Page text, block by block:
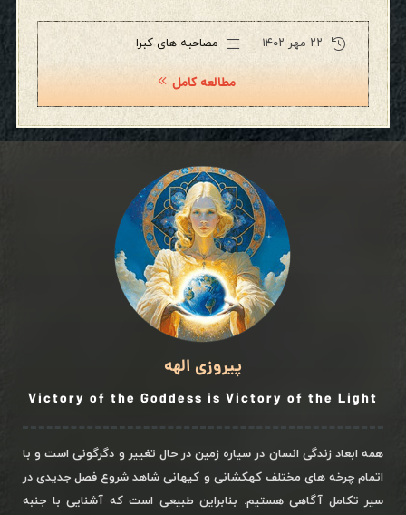
۲۲ مهر ۱۴۰۲ مصاحبه های کبرا
مطالعه کامل
پیروزی الهه
Victory of the Goddess is Victory of the Light
همه ابعاد زندگی انسان در سیاره زمین در حال تغییر و دگرگونی است و با
اتمام چرخه های مختلف کهکشانی و کیهانی شاهد شروع فصل جدیدی در
سیر تکامل آگاهی هستیم. بنابراین طبیعی است که آشنایی با جنبه